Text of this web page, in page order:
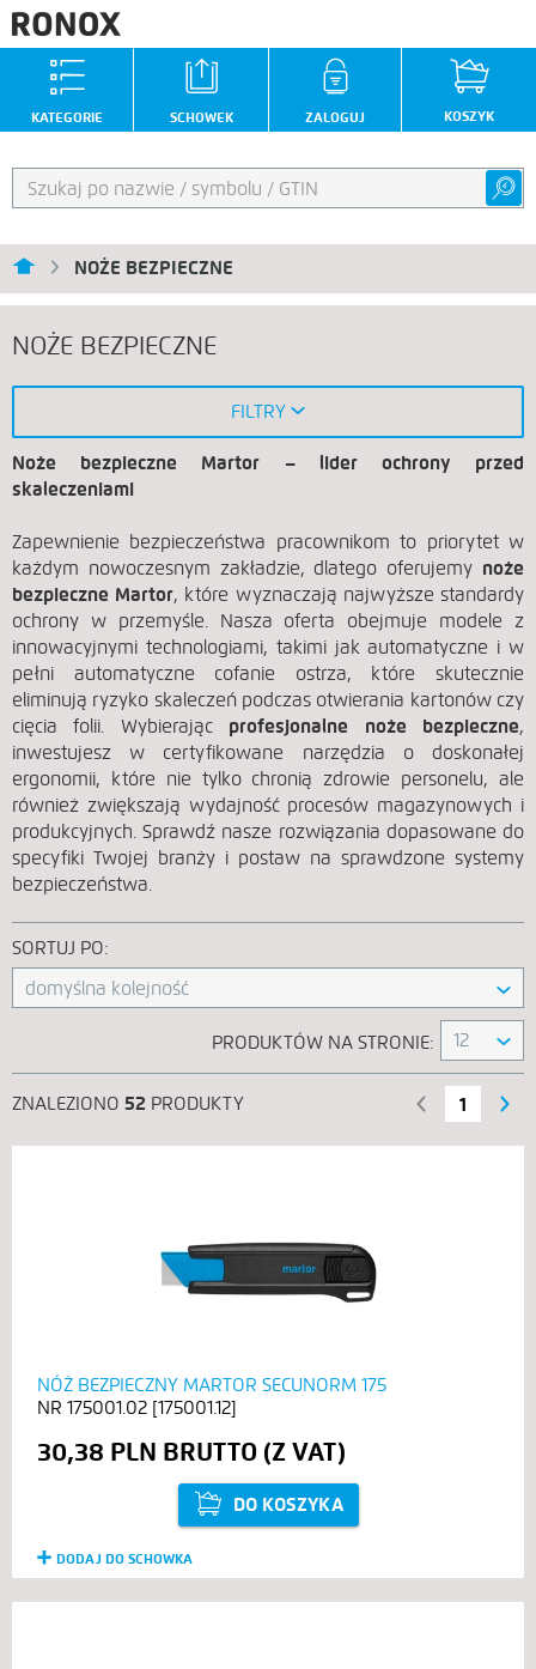
ZALOGUJ KOSZYK
SCHOWEK
KATEGORIE
NOŻE BEZPIECZNE
Noże bezpieczne Martor – lider ochrony przed
skaleczeniami
Zapewnienie bezpieczeństwa pracownikom to priorytet w
każdym nowoczesnym zakładzie, dlatego oferujemy noże
bezpieczne Martor, które wyznaczają najwyższe standardy
ochrony w przemyśle. Nasza oferta obejmuje modele z
innowacyjnymi technologiami, takimi jak automatyczne i w
pełni automatyczne cofanie ostrza, które skutecznie
eliminują ryzyko skaleczeń podczas otwierania kartonów czy
cięcia folii. Wybierając profesjonalne noże bezpieczne,
inwestujesz w certyfikowane narzędzia o doskonałej
ergonomii, które nie tylko chronią zdrowie personelu, ale
również zwiększają wydajność procesów magazynowych i
produkcyjnych. Sprawdź nasze rozwiązania dopasowane do
specyfiki Twojej branży i postaw na sprawdzone systemy
bezpieczeństwa.
SORTUJ PO:
domyślna kolejność
PRODUKTÓW NA STRONIE: 12
ZNALEZIONO 52 PRODUKTY
‹ POPRZEDNIE 1
NASTĘPNE ›
NÓŻ BEZPIECZNY MARTOR SECUNORM 175
175001.02 [175001.12]
30,38 PLN
DO KOSZYKA
DODAJ DO SCHOWKA
NOŻE BEZPIECZNE
FILTRY